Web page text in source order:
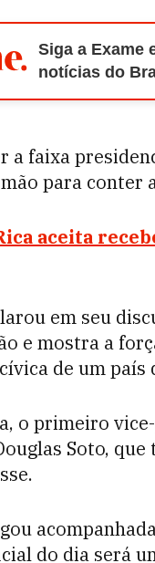
Siga a Exame
notícias do
a faixa
para conter
aceita
em seu
e mostra a
de um país
o primeiro
Soto,
do dia será